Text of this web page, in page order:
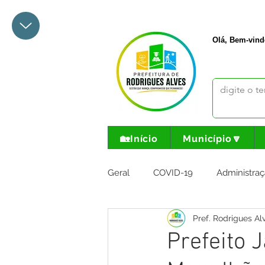
Olá, Bem-
🏡Início Município🔽
Geral COVID-19
Meio Ambiente e Turismo
Prefeito
Pref. Rodrigues